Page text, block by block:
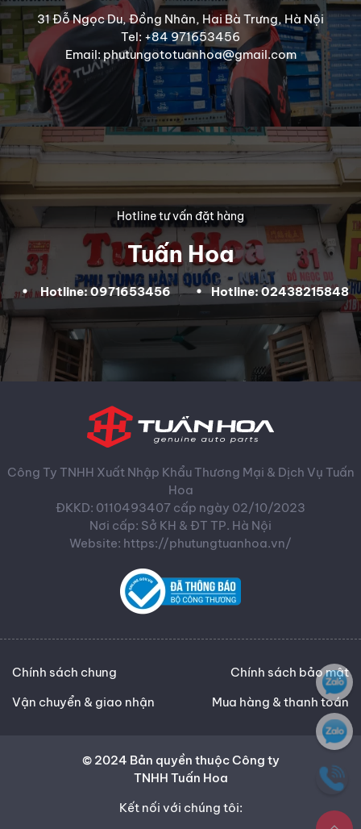
31 Đỗ Ngọc Du, Đồng Nhân, Hai Bà Trưng, Hà Nội
Tel: +84 971653456
Email: phutungototuanhoa@gmail.com
Hotline tư vấn đặt hàng
Tuấn Hoa
Hotline: 0971653456 Hotline: 02438215848
Công Ty TNHH Xuất Nhập Khẩu Thương Mại & Dịch Vụ Tuấn
Hoa
ĐKKD: 0110493407 cấp ngày 02/10/2023
Nơi cấp: Sở KH & ĐT TP. Hà Nội
Website: https://phutungtuanhoa.vn/
Chính sách chung
Chính sách bảo mật
Vận chuyển & giao nhận
Mua hàng & thanh toán
© 2024 Bản quyền thuộc Công ty
TNHH Tuấn Hoa
Kết nối với chúng tôi: